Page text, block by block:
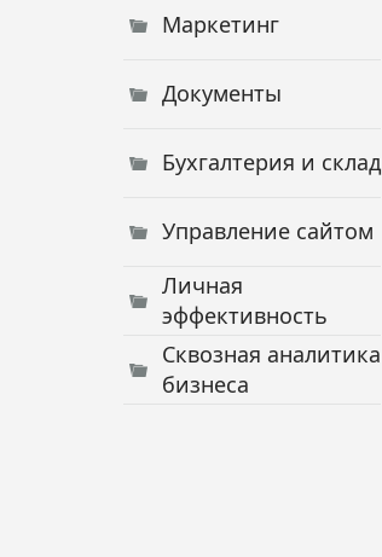
Маркетинг
Документы
Бухгалтерия и склад
Управление сайтом
Личная
эффективность
Сквозная аналитика
бизнеса